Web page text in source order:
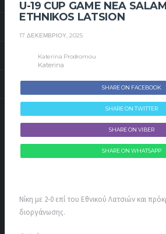
U-19 CUP GAME NEA
ETHNIKOS LATSION
17 ΔΕΚΕΜΒΡΊΟΥ, 2025
Katerina Prodromou
Katerina
SHARE ON FACEBOOK
SHARE ON TWITTER
SHARE ON VIBER
SHARE ON WHATSAPP
Νίκη με 2-0 επί του Εθνικού Λατσιών και
διοργάνωσης.